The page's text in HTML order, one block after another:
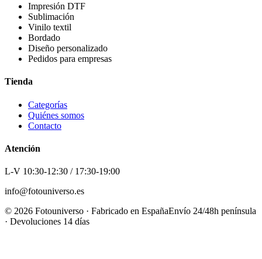
Impresión DTF
Sublimación
Vinilo textil
Bordado
Diseño personalizado
Pedidos para empresas
Tienda
Categorías
Quiénes somos
Contacto
Atención
L-V 10:30-12:30 / 17:30-19:00
info@fotouniverso.es
© 2026 Fotouniverso · Fabricado en EspañaEnvío 24/48h península
· Devoluciones 14 días